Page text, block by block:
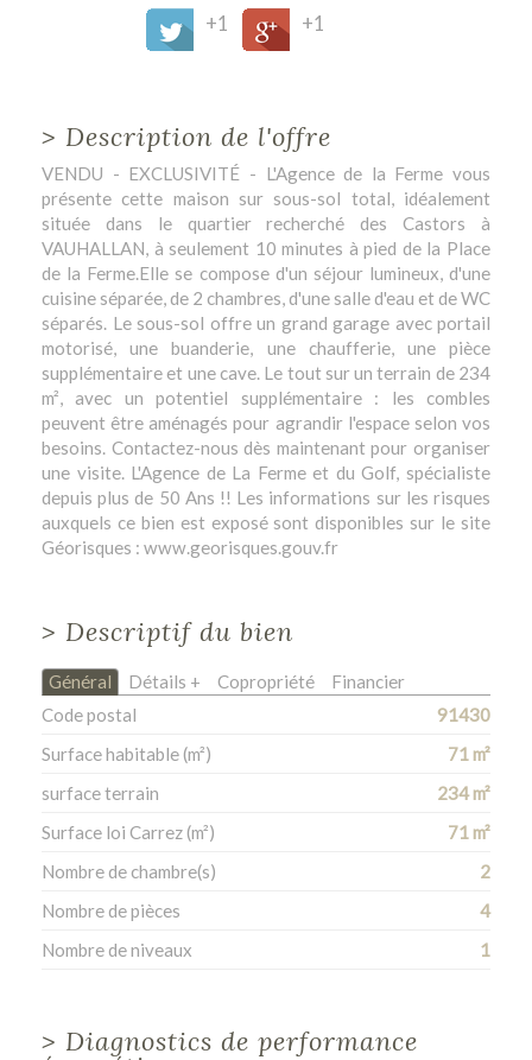
+1 +1
> Description de l'offre
VENDU - EXCLUSIVITÉ - L'Agence de la Ferme vous
présente cette maison sur sous-sol total, idéalement
située dans le quartier recherché des Castors à
VAUHALLAN, à seulement 10 minutes à pied de la Place
de la Ferme.Elle se compose d'un séjour lumineux, d'une
cuisine séparée, de 2 chambres, d'une salle d'eau et de WC
séparés. Le sous-sol offre un grand garage avec portail
motorisé, une buanderie, une chaufferie, une pièce
supplémentaire et une cave. Le tout sur un terrain de 234
m², avec un potentiel supplémentaire : les combles
peuvent être aménagés pour agrandir l'espace selon vos
besoins. Contactez-nous dès maintenant pour organiser
une visite. L'Agence de La Ferme et du Golf, spécialiste
depuis plus de 50 Ans !! Les informations sur les risques
auxquels ce bien est exposé sont disponibles sur le site
Géorisques : www.georisques.gouv.fr
> Descriptif du bien
Général Détails + Copropriété
Financier
Code postal
91430
Surface habitable (m²)
71 m²
surface terrain
234 m²
Surface loi Carrez (m²)
71 m²
Nombre de chambre(s)
2
Nombre de pièces
4
Nombre de niveaux
1
> Diagnostics de performance